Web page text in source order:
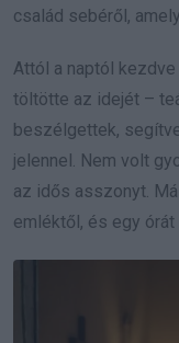
család sebéről,
Attól a naptól kezdve
töltötte az idejét –
beszélgettek,
jelennel. Nem volt
az idős asszonyt.
emléktől, és egy